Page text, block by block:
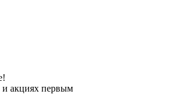
и акциях первым